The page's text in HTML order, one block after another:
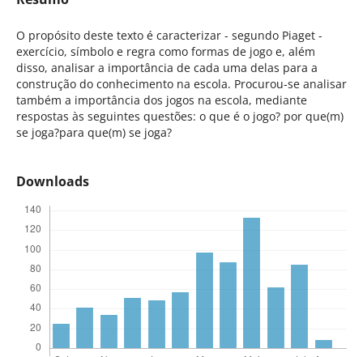
O propósito deste texto é caracterizar - segundo Piaget -
exercício, símbolo e regra como formas de jogo e, além
disso, analisar a importância de cada uma delas para a
construção do conhecimento na escola. Procurou-se analisar
também a importância dos jogos na escola, mediante
respostas às seguintes questões: o que é o jogo? por que(m)
se joga?para que(m) se joga?
Downloads